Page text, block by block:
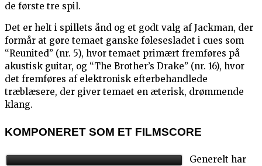
de første tre spil.
Det er helt i spillets ånd og et godt valg af Jackman, der
formår at gøre temaet ganske følesesladet i cues som
“Reunited” (nr. 5), hvor temaet primært fremføres på
akustisk guitar, og “The Brother’s Drake” (nr. 16), hvor
det fremføres af elektronisk efterbehandlede
træblæsere, der giver temaet en æterisk, drømmende
klang.
KOMPONERET SOM ET FILMSCORE
Generelt har